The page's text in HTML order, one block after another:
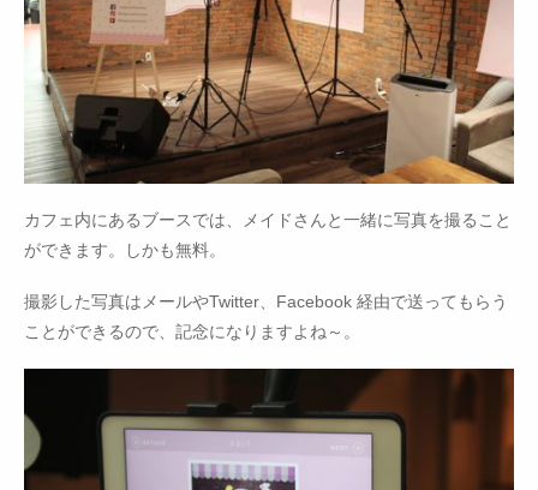
カフェ内にあるブースでは、メイドさんと一緒に写真を撮ること
ができます。しかも無料。
撮影した写真はメールやTwitter、Facebook 経由で送ってもらう
ことができるので、記念になりますよね～。